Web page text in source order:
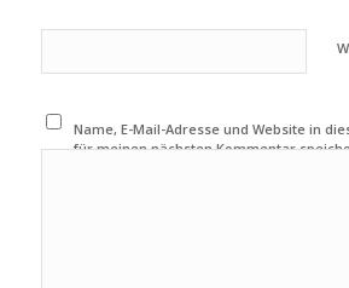
Name, E-Mail-Adresse und Website in
für meinen nächsten Kommentar